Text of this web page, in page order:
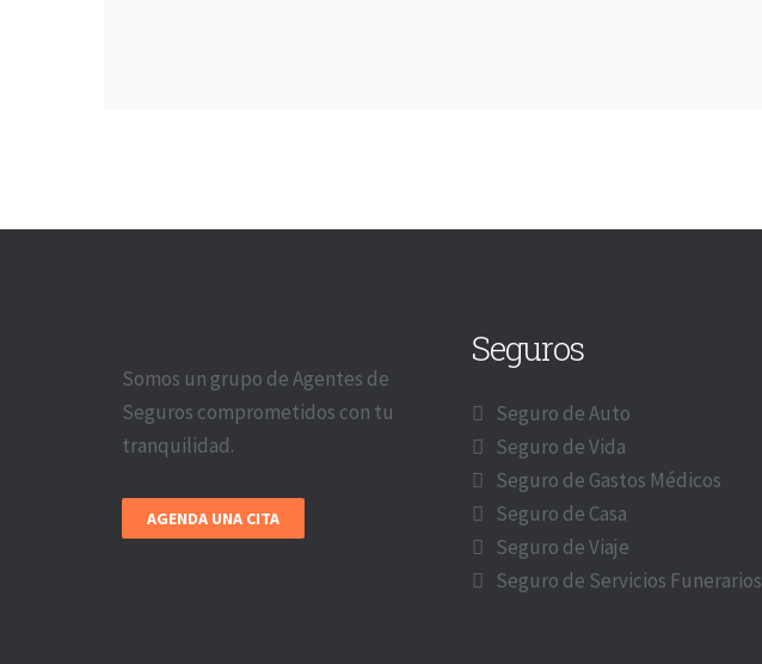
Somos un grupo de Agentes de
Seguros comprometidos con tu
tranquilidad.
AGENDA UNA CITA
Seguros
Seguro de Auto
Seguro de Vida
Seguro de Gastos Médicos
Seguro de Casa
Seguro de Viaje
Seguro de Servicios Funerarios